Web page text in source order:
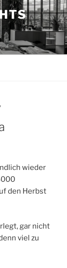
wieder
den Herbst
gar nicht
viel zu